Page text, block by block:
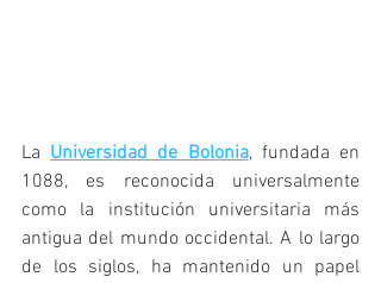
La Universidad de Bolonia, fundada en
1088, es reconocida universalmente
como la institución universitaria más
antigua del mundo occidental. A lo largo
de los siglos, ha mantenido un papel